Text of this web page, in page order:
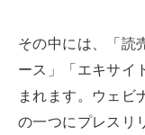
その中には、「読
ース」「エキサイ
まれます。ウェビ
の一つにプレスリ